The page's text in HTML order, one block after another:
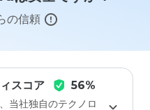
の信頼
スコア 56%
当社独自のテクノロ